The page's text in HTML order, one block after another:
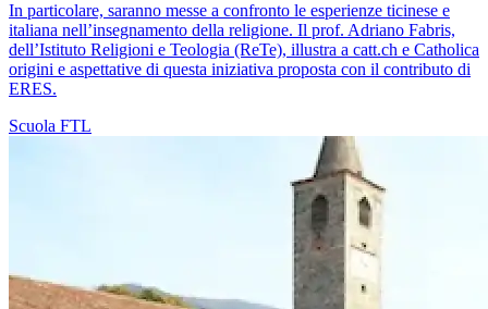
In particolare, saranno messe a confronto le esperienze ticinese e
italiana nell’insegnamento della religione. Il prof. Adriano Fabris,
dell’Istituto Religioni e Teologia (ReTe), illustra a catt.ch e Catholica
origini e aspettative di questa iniziativa proposta con il contributo di
ERES.
Scuola FTL